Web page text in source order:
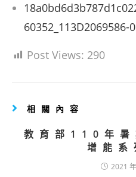
60352_113D2069586-
Post Views: 290
相關內容
教育部110年暑
增能系
2021